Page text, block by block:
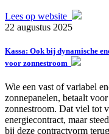
Lees op website
22 augustus 2025
Kassa: Ook bij dynamische
voor zonnestroom
Wie een vast of variabel
zonnepanelen, betaalt
zonnestroom. Dat viel tot
energiecontract, maar
bij deze contractvorm